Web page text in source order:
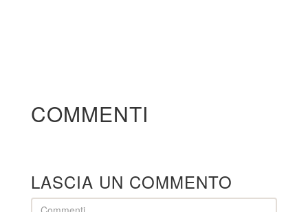
COMMENTI
LASCIA UN COMMENTO
Comment